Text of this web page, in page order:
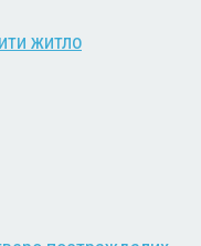
житло